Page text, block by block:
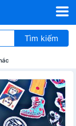
Tìm kiếm